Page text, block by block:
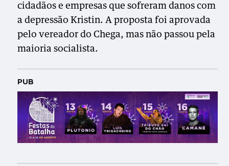
cidadãos e empresas que sofreram danos com
a depressão Kristin. A proposta foi aprovada
pelo vereador do Chega, mas não passou pela
maioria socialista.
PUB